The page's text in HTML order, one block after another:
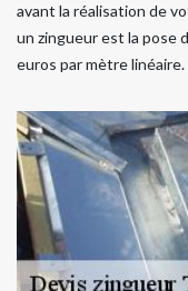
avant la réalisation de
un zingueur est la pose
euros par mètre linéaire.